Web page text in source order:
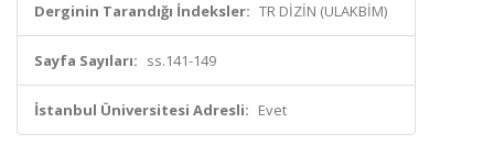
Derginin Tarandığı İndeksler: TR DİZİN (ULAKBİM)
Sayfa Sayıları: ss.141-149
İstanbul Üniversitesi Adresli: Evet